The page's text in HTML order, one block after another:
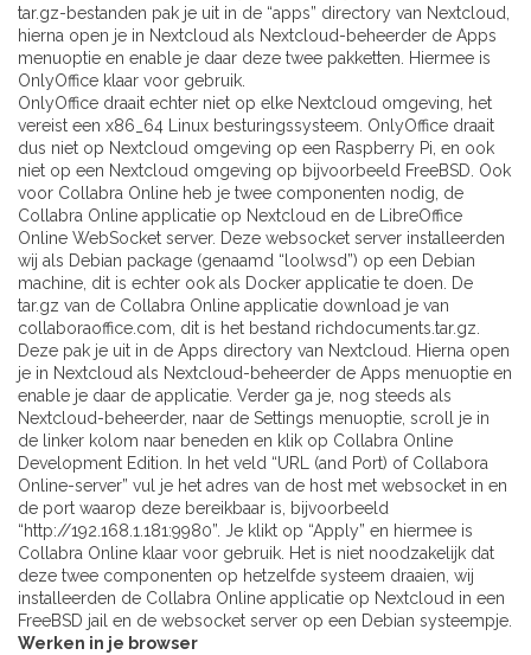
tar.gz-bestanden pak je uit in de “apps” directory van Nextcloud,
hierna open je in Nextcloud als Nextcloud-beheerder de Apps
menuoptie en enable je daar deze twee pakketten. Hiermee is
OnlyOffice klaar voor gebruik.
OnlyOffice draait echter niet op elke Nextcloud omgeving, het
vereist een x86_64 Linux besturingssysteem. OnlyOffice draait
dus niet op Nextcloud omgeving op een Raspberry Pi, en ook
niet op een Nextcloud omgeving op bijvoorbeeld FreeBSD. Ook
voor Collabra Online heb je twee componenten nodig, de
Collabra Online applicatie op Nextcloud en de LibreOffice
Online WebSocket server. Deze websocket server installeerden
wij als Debian package (genaamd “loolwsd”) op een Debian
machine, dit is echter ook als Docker applicatie te doen. De
tar.gz van de Collabra Online applicatie download je van
collaboraoffice.com, dit is het bestand richdocuments.tar.gz.
Deze pak je uit in de Apps directory van Nextcloud. Hierna open
je in Nextcloud als Nextcloud-beheerder de Apps menuoptie en
enable je daar de applicatie. Verder ga je, nog steeds als
Nextcloud-beheerder, naar de Settings menuoptie, scroll je in
de linker kolom naar beneden en klik op Collabra Online
Development Edition. In het veld “URL (and Port) of Collabora
Online-server” vul je het adres van de host met websocket in en
de port waarop deze bereikbaar is, bijvoorbeeld
“http://192.168.1.181:9980”. Je klikt op “Apply” en hiermee is
Collabra Online klaar voor gebruik. Het is niet noodzakelijk dat
deze twee componenten op hetzelfde systeem draaien, wij
installeerden de Collabra Online applicatie op Nextcloud in een
FreeBSD jail en de websocket server op een Debian systeempje.
Werken in je browser